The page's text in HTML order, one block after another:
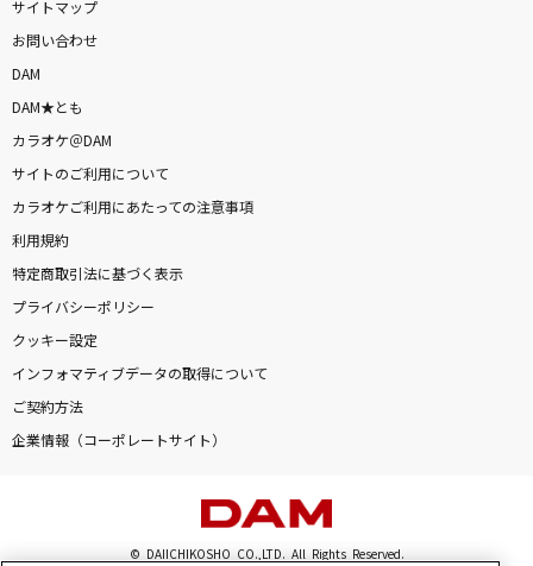
サイトマップ
お問い合わせ
DAM
DAM★とも
カラオケ＠DAM
サイトのご利用について
カラオケご利用にあたっての注意事項
利用規約
特定商取引法に基づく表示
プライバシーポリシー
クッキー設定
インフォマティブデータの取得について
ご契約方法
企業情報（コーポレートサイト）
© DAIICHIKOSHO CO.,LTD. All Rights Reserved.